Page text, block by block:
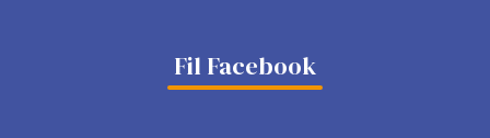
Fil Facebook